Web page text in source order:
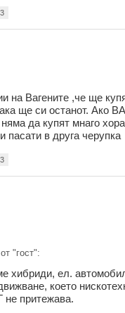
на Вагените ,че ще
ще си останот. Ако
да купят мнаго
пасати в друга черупка
от "гост":
хибриди, ел.
което
притежава.